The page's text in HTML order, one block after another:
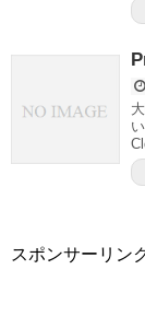
スポンサーリン